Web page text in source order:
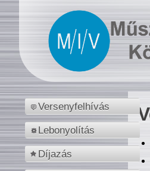
Versenyfelhívás
Lebonyolítás
Díjazás